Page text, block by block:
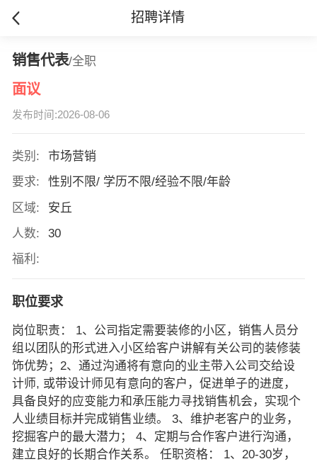
招聘详情
销售代表/全职
面议
发布时间:2026-08-06
类别:
市场营销
要求:
性别不限/ 学历不限/经验不限/年龄
区域:
安丘
人数:
30
福利:
职位要求
岗位职责： 1、公司指定需要装修的小区，销售人员分
组以团队的形式进入小区给客户讲解有关公司的装修装
饰优势；2、通过沟通将有意向的业主带入公司交给设
计师, 或带设计师见有意向的客户，促进单子的进度，
具备良好的应变能力和承压能力寻找销售机会，实现个
人业绩目标并完成销售业绩。 3、维护老客户的业务，
挖掘客户的最大潜力； 4、定期与合作客户进行沟通，
建立良好的长期合作关系。 任职资格： 1、20-30岁，